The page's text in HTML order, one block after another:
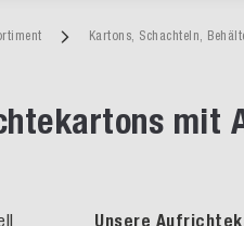
Kartons, Schachteln,
mit
Unsere